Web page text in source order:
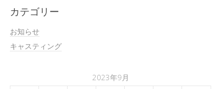
カテゴリー
お知らせ
キャスティング
2023年9月